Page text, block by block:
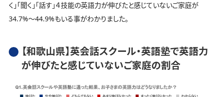
く」「聞く」「話す」４技能の英語力が伸びたと感じていないご家庭が
34.7%～44.9%もいる事がわかりました。
【和歌山県】英会話スクール・英語塾で英語力
が伸びたと感じていないご家庭の割合